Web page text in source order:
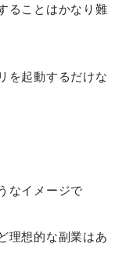
ることはかなり難
を起動するだけな
なイメージで
理想的な副業はあ